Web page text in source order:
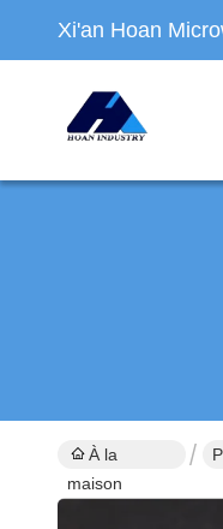
Xi'an Hoan
À la
maison